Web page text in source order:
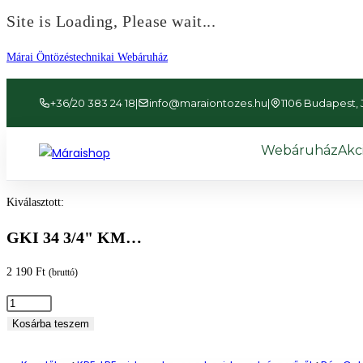
Site is Loading, Please wait...
Ugrás
a
tartalomhoz
Márai Öntözéstechnikai Webáruház
+36/20 383 24 18| info@maraiontozes.hu| 1106 Budapest,
Webáruház
Kiválasztott:
GKI 34 3/4" KM…
2 190 Ft (bruttó)
GKI
34Kosárba teszem